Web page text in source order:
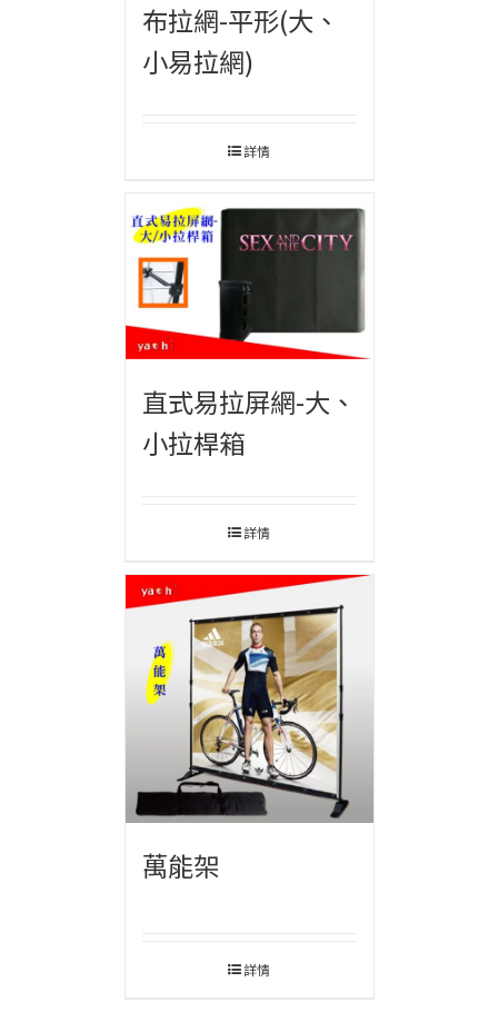
布拉網-平形(大、
小易拉網)
詳情
直式易拉屏網-大、
小拉桿箱
詳情
萬能架
詳情